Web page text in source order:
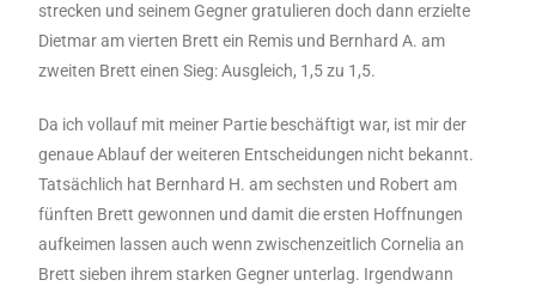
strecken und seinem Gegner gratulieren doch dann erzielte
Dietmar am vierten Brett ein Remis und Bernhard A. am
zweiten Brett einen Sieg: Ausgleich, 1,5 zu 1,5.
Da ich vollauf mit meiner Partie beschäftigt war, ist mir der
genaue Ablauf der weiteren Entscheidungen nicht bekannt.
Tatsächlich hat Bernhard H. am sechsten und Robert am
fünften Brett gewonnen und damit die ersten Hoffnungen
aufkeimen lassen auch wenn zwischenzeitlich Cornelia an
Brett sieben ihrem starken Gegner unterlag. Irgendwann